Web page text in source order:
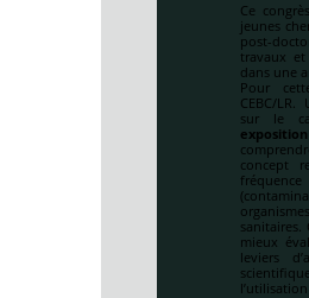
Ce
jeunes
post-
travaux
dans une
Pour
CEBC/
sur le
concept
sanitaires.
mieux
leviers